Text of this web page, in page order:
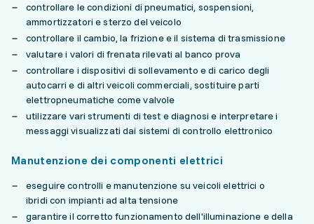
controllare le condizioni di pneumatici, sospensioni,
ammortizzatori e sterzo del veicolo
controllare il cambio, la frizione e il sistema di trasmissione
valutare i valori di frenata rilevati al banco prova
controllare i dispositivi di sollevamento e di carico degli
autocarri e di altri veicoli commerciali, sostituire parti
elettropneumatiche come valvole
utilizzare vari strumenti di test e diagnosi e interpretare i
messaggi visualizzati dai sistemi di controllo elettronico
Manutenzione dei componenti elettrici
eseguire controlli e manutenzione su veicoli elettrici o
ibridi con impianti ad alta tensione
garantire il corretto funzionamento dell'illuminazione e della